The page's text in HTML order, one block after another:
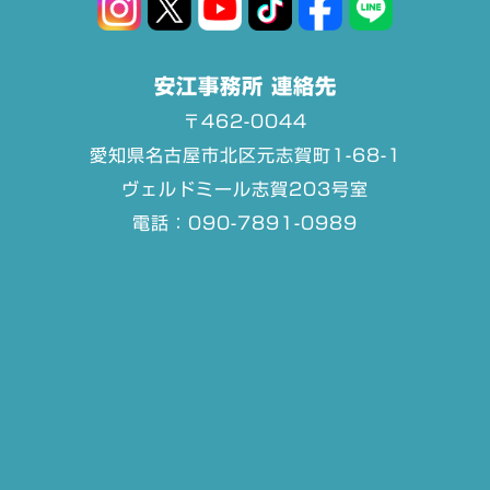
安江事務所 連絡先
〒462-0044
愛知県名古屋市北区元志賀町1-68-1
ヴェルドミール志賀203号室
電話：090-7891-0989